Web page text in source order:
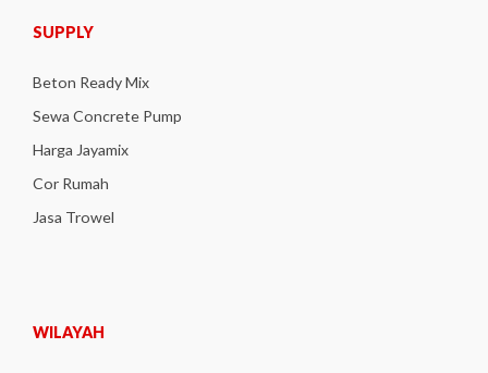
SUPPLY
Beton Ready Mix
Sewa Concrete Pump
Harga Jayamix
Cor Rumah
Jasa Trowel
WILAYAH